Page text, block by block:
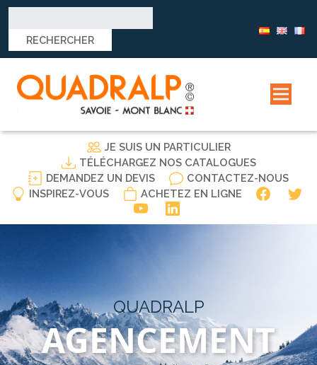
JE SUIS UN PARTICULIER
TÉLÉCHARGEZ NOS CATALOGUES
DEMANDEZ UN DEVIS
CONTACTEZ-NOUS
INSPIREZ-VOUS
ACHETEZ EN LIGNE
QUADRALP
AGENCEMENT